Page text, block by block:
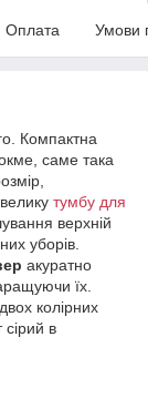
Оплата Умови
Компактна
саме така
тумбу для
верхній
уборів.
акуратно
їх.
колірних
в